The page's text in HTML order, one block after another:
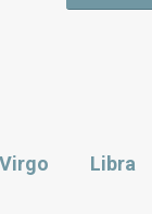
Virgo Libra